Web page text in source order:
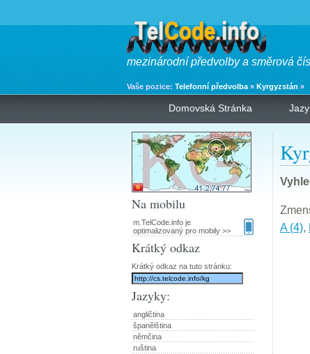
mezinárodní předvolby a směrová
Vaše pozice: Telefonní předvolba » Kyrgyzstán »
Domovská Stránka
A (4),
Na mobilu
m.TelCode.info je
optimalizovaný pro mobily >>
Krátký odkaz
Krátký odkaz na tuto stránku:
Jazyky:
angličtina
španělština
němčina
ruština